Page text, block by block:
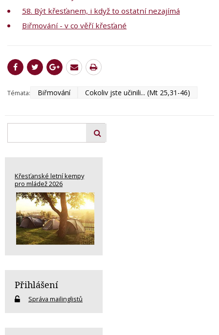
58. Být křesťanem, i když to ostatní nezajímá
Biřmování - v co věří křesťané
Témata: Biřmování Cokoliv jste učinili... (Mt 25,31-46)
Křesťanské letní kempy
pro mládež 2026
Přihlášení
Správa mailinglistů